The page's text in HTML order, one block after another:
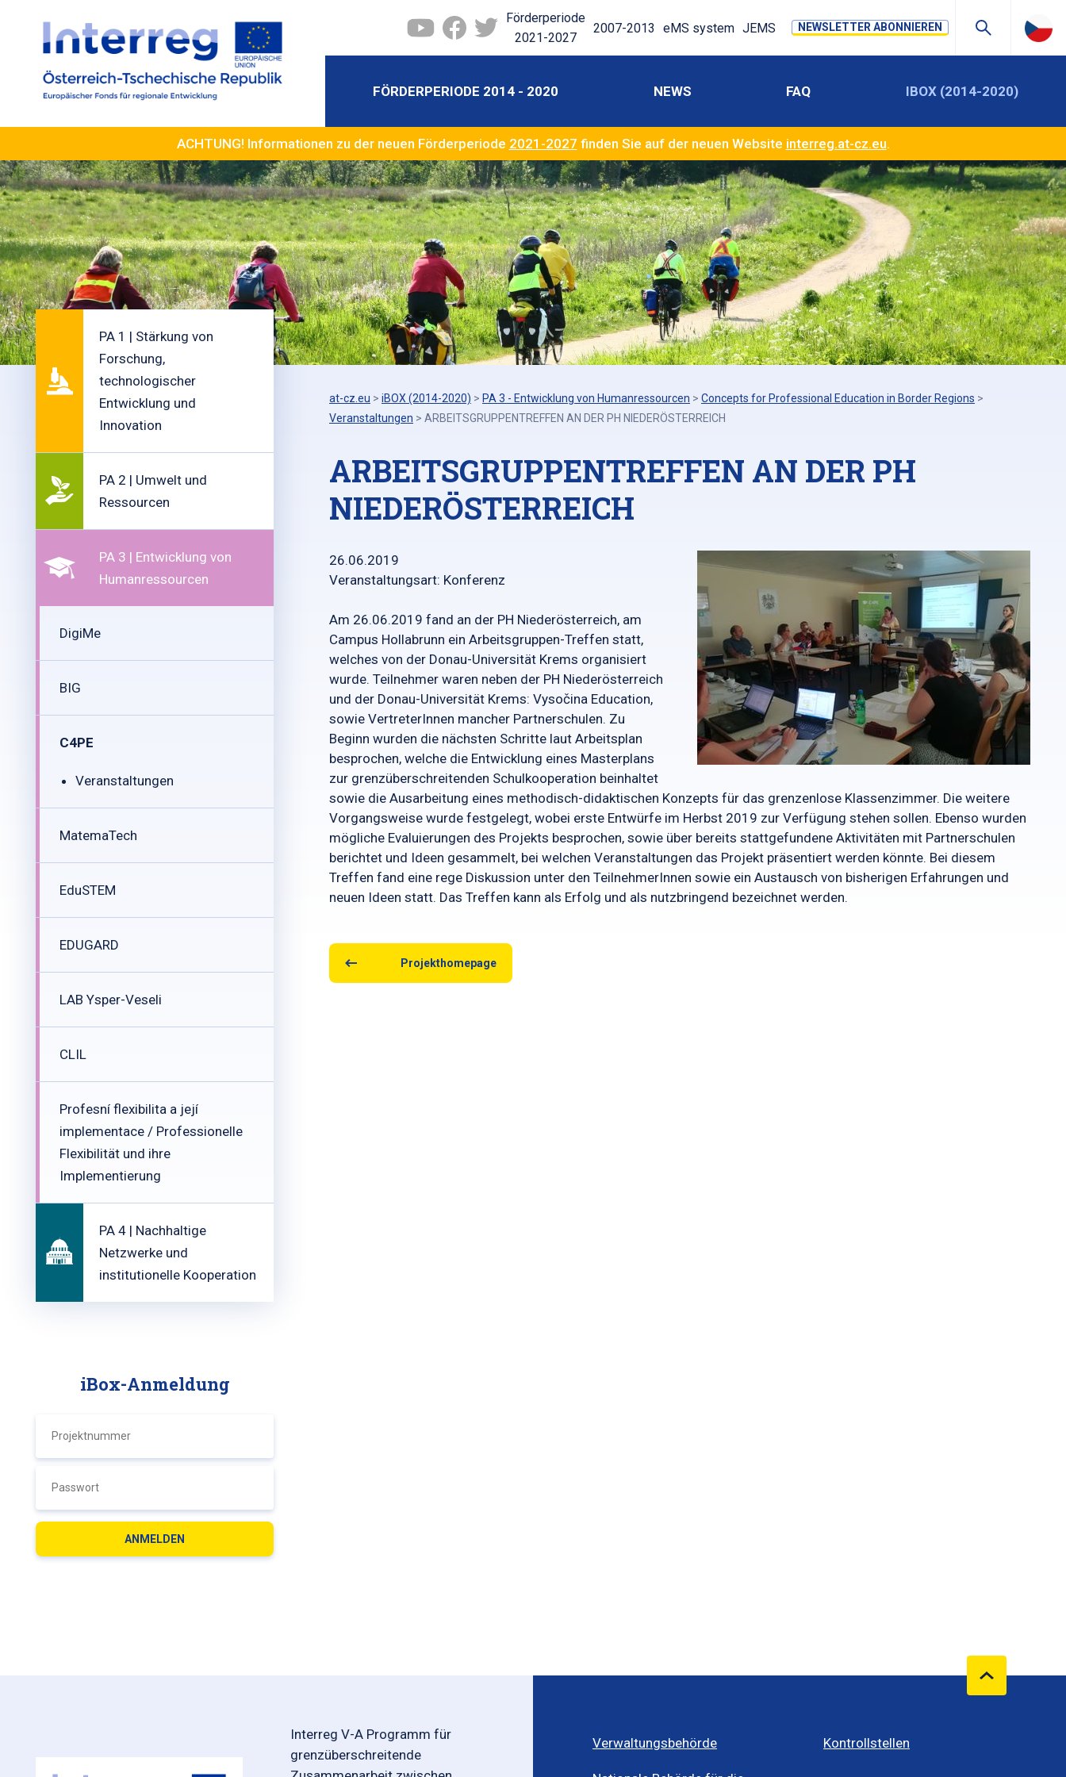
Förderperiode
2021-2027
2007-2013 eMS system JEMS NEWSLETTER ABONNIEREN
FÖRDERPERIODE 2014 - 2020 NEWS FAQ IBOX (2014-2020)
ACHTUNG! Informationen zu der neuen Förderperiode 2021-2027 finden Sie auf der neuen Website interreg.at-cz.eu.
PA 1 | Stärkung von
Forschung,
technologischer
Entwicklung und
Innovation
PA 2 | Umwelt und
Ressourcen
PA 3 | Entwicklung von
Humanressourcen
DigiMe
BIG
C4PE
Veranstaltungen
MatemaTech
EduSTEM
EDUGARD
LAB Ysper-Veseli
CLIL
Profesní flexibilita a její
implementace / Professionelle
Flexibilität und ihre
Implementierung
PA 4 | Nachhaltige
Netzwerke und
institutionelle Kooperation
iBox-Anmeldung
at-cz.eu > iBOX (2014-2020) > PA 3 - Entwicklung von Humanressourcen > Concepts for Professional Education in Border Regions >
Veranstaltungen > ARBEITSGRUPPENTREFFEN AN DER PH NIEDERÖSTERREICH
ARBEITSGRUPPENTREFFEN AN DER PH
NIEDERÖSTERREICH
26.06.2019
Veranstaltungsart: Konferenz
Am 26.06.2019 fand an der PH Niederösterreich, am
Campus Hollabrunn ein Arbeitsgruppen-Treffen statt,
welches von der Donau-Universität Krems organisiert
wurde. Teilnehmer waren neben der PH Niederösterreich
und der Donau-Universität Krems: Vysočina Education,
sowie VertreterInnen mancher Partnerschulen. Zu
Beginn wurden die nächsten Schritte laut Arbeitsplan
besprochen, welche die Entwicklung eines Masterplans
zur grenzüberschreitenden Schulkooperation beinhaltet
sowie die Ausarbeitung eines methodisch-didaktischen Konzepts für das grenzenlose Klassenzimmer. Die weitere
Vorgangsweise wurde festgelegt, wobei erste Entwürfe im Herbst 2019 zur Verfügung stehen sollen. Ebenso wurden
mögliche Evaluierungen des Projekts besprochen, sowie über bereits stattgefundene Aktivitäten mit Partnerschulen
berichtet und Ideen gesammelt, bei welchen Veranstaltungen das Projekt präsentiert werden könnte. Bei diesem
Treffen fand eine rege Diskussion unter den TeilnehmerInnen sowie ein Austausch von bisherigen Erfahrungen und
neuen Ideen statt. Das Treffen kann als Erfolg und als nutzbringend bezeichnet werden.
Projekthomepage
Interreg V-A Programm für
grenzüberschreitende
Verwaltungsbehörde Kontrollstellen